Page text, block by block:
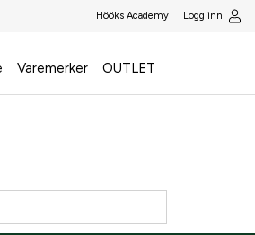
Hööks Academy Logg inn
Varemerker OUTLET